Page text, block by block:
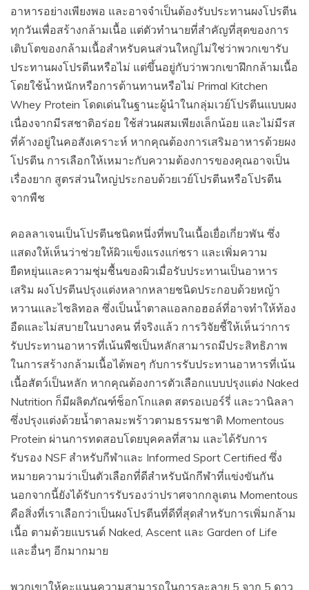
อาหารอย่างเพียงพอ และอาจจำเป็นต้องรับประทานผงโปรตีน
ทุกวันเพื่อสร้างกล้ามเนื้อ แต่ตัวทำนายที่สำคัญที่สุดของการ
เติบโตของกล้ามเนื้อสำหรับคนส่วนใหญ่ไม่ใช่ว่าพวกเขารับ
ประทานผงโปรตีนหรือไม่ แต่ขึ้นอยู่กับว่าพวกเขาฝึกกล้ามเนื้อ
โดยใช้น้ำหนักหรือการต้านทานหรือไม่ Primal Kitchen
Whey Protein โดดเด่นในฐานะผู้นำในกลุ่มเวย์โปรตีนแบบผง
เนื่องจากมีรสชาติอร่อย ใช้ส่วนผสมเพียงเล็กน้อย และไม่มีรส
ที่ค้างอยู่ในคอสังเคราะห์ หากคุณต้องการเสริมอาหารด้วยผง
โปรตีน การเลือกให้เหมาะกับความต้องการของคุณอาจเป็น
เรื่องยาก สูตรส่วนใหญ่ประกอบด้วยเวย์โปรตีนหรือโปรตีน
จากพืช
คอลลาเจนเป็นโปรตีนชนิดหนึ่งที่พบในเนื้อเยื่อเกี่ยวพัน ซึ่ง
แสดงให้เห็นว่าช่วยให้ผิวแข็งแรงแก่ชรา และเพิ่มความ
ยืดหยุ่นและความชุ่มชื้นของผิวเมื่อรับประทานเป็นอาหาร
เสริม ผงโปรตีนปรุงแต่งหลากหลายชนิดประกอบด้วยหญ้า
หวานและไซลิทอล ซึ่งเป็นน้ำตาลแอลกอฮอล์ที่อาจทำให้ท้อง
อืดและไม่สบายในบางคน ที่จริงแล้ว การวิจัยชี้ให้เห็นว่าการ
รับประทานอาหารที่เน้นพืชเป็นหลักสามารถมีประสิทธิภาพ
ในการสร้างกล้ามเนื้อได้พอๆ กับการรับประทานอาหารที่เน้น
เนื้อสัตว์เป็นหลัก หากคุณต้องการตัวเลือกแบบปรุงแต่ง Naked
Nutrition ก็มีผลิตภัณฑ์ช็อกโกแลต สตรอเบอร์รี่ และวานิลลา
ซึ่งปรุงแต่งด้วยน้ำตาลมะพร้าวตามธรรมชาติ Momentous
Protein ผ่านการทดสอบโดยบุคคลที่สาม และได้รับการ
รับรอง NSF สำหรับกีฬาและ Informed Sport Certified ซึ่ง
หมายความว่าเป็นตัวเลือกที่ดีสำหรับนักกีฬาที่แข่งขันกัน
นอกจากนี้ยังได้รับการรับรองว่าปราศจากกลูเตน Momentous
คือสิ่งที่เราเลือกว่าเป็นผงโปรตีนที่ดีที่สุดสำหรับการเพิ่มกล้าม
เนื้อ ตามด้วยแบรนด์ Naked, Ascent และ Garden of Life
และอื่นๆ อีกมากมาย
พวกเขาให้คะแนนความสามารถในการละลาย 5 จาก 5 ดาว